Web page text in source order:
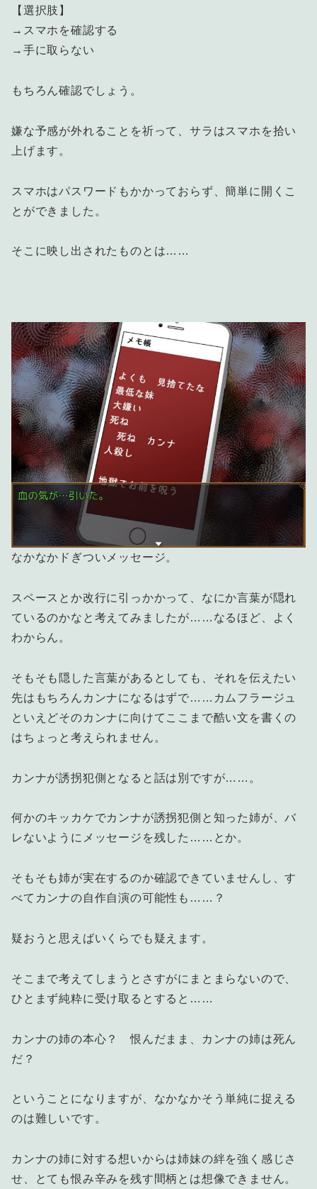
【選択肢】
→スマホを確認する
→手に取らない
もちろん確認でしょう。
嫌な予感が外れることを祈って、サラはスマホを拾い
上げます。
スマホはパスワードもかかっておらず、簡単に開くこ
とができました。
そこに映し出されたものとは……
なかなかドぎついメッセージ。
スペースとか改行に引っかかって、なにか言葉が隠れ
ているのかなと考えてみましたが……なるほど、よく
わからん。
そもそも隠した言葉があるとしても、それを伝えたい
先はもちろんカンナになるはずで……カムフラージュ
といえどそのカンナに向けてここまで酷い文を書くの
はちょっと考えられません。
カンナが誘拐犯側となると話は別ですが……。
何かのキッカケでカンナが誘拐犯側と知った姉が、バ
レないようにメッセージを残した……とか。
そもそも姉が実在するのか確認できていませんし、す
べてカンナの自作自演の可能性も……？
疑おうと思えばいくらでも疑えます。
そこまで考えてしまうとさすがにまとまらないので、
ひとまず純粋に受け取るとすると……
カンナの姉の本心？ 恨んだまま、カンナの姉は死ん
だ？
ということになりますが、なかなかそう単純に捉える
のは難しいです。
カンナの姉に対する想いからは姉妹の絆を強く感じさ
せ、とても恨み辛みを残す間柄とは想像できません。